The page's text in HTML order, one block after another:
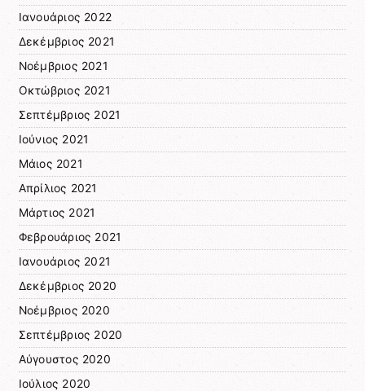
Ιανουάριος 2022
Δεκέμβριος 2021
Νοέμβριος 2021
Οκτώβριος 2021
Σεπτέμβριος 2021
Ιούνιος 2021
Μάιος 2021
Απρίλιος 2021
Μάρτιος 2021
Φεβρουάριος 2021
Ιανουάριος 2021
Δεκέμβριος 2020
Νοέμβριος 2020
Σεπτέμβριος 2020
Αύγουστος 2020
Ιούλιος 2020